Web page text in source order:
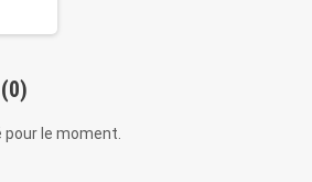
(0)
le moment.